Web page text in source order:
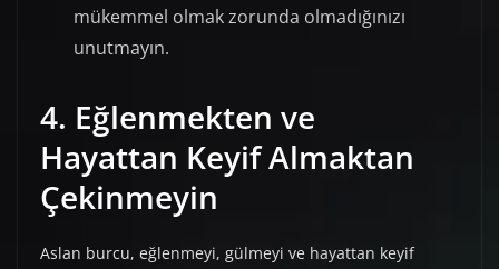
mükemmel olmak zorunda olmadığınızı
unutmayın.
4. Eğlenmekten ve
Hayattan Keyif Almaktan
Çekinmeyin
Aslan burcu, eğlenmeyi, gülmeyi ve hayattan keyif